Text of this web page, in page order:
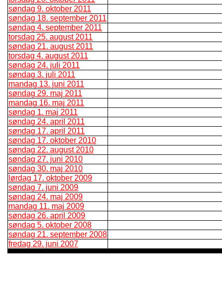
søndag 9. oktober 2011
søndag 18. september 2011
søndag 4. september 2011
torsdag 25. august 2011
søndag 21. august 2011
torsdag 4. august 2011
søndag 24. juli 2011
søndag 3. juli 2011
mandag 13. juni 2011
søndag 29. maj 2011
mandag 16. maj 2011
søndag 1. maj 2011
søndag 24. april 2011
søndag 17. april 2011
søndag 17. oktober 2010
søndag 22. august 2010
søndag 27. juni 2010
søndag 30. maj 2010
lørdag 17. oktober 2009
søndag 7. juni 2009
søndag 24. maj 2009
mandag 11. maj 2009
søndag 26. april 2009
søndag 5. oktober 2008
søndag 21. september 2008
fredag 29. juni 2007